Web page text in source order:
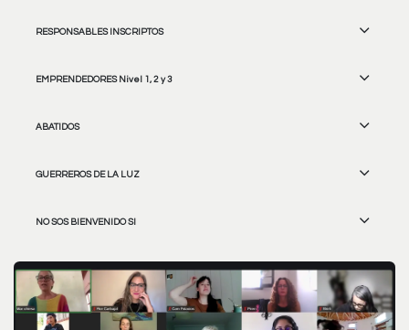
RESPONSABLES INSCRIPTOS
EMPRENDEDORES Nivel 1, 2 y 3
ABATIDOS
GUERREROS DE LA LUZ
NO SOS BIENVENIDO SI